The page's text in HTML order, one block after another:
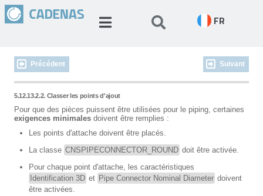
FR
Précédent Suivant
5.12.13.2.2. Classer les points d'ajout
Pour que des pièces puissent être utilisées pour le piping, certaines
exigences minimales doivent être remplies :
Les points d'attache doivent être placés.
La classe CNSPIPECONNECTOR_ROUND doit être activée.
Pour chaque point d'attache, les caractéristiques
Identification 3D et Pipe Connector Nominal Diameter doivent
être activées.